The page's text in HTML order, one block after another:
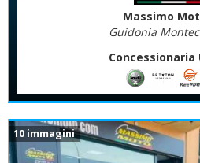
Massimo
Guidonia
Concessionaria
10 immagini